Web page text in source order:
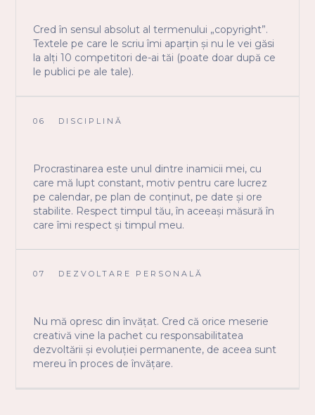
Cred în sensul absolut al termenului „copyright”.
Textele pe care le scriu îmi aparțin și nu le vei găsi
la alți 10 competitori de-ai tăi (poate doar după ce
le publici pe ale tale).
06 DISCIPLINĂ
Procrastinarea este unul dintre inamicii mei, cu
care mă lupt constant, motiv pentru care lucrez
pe calendar, pe plan de conținut, pe date și ore
stabilite. Respect timpul tău, în aceeași măsură în
care îmi respect și timpul meu.
07 DEZVOLTARE PERSONALĂ
Nu mă opresc din învățat. Cred că orice meserie
creativă vine la pachet cu responsabilitatea
dezvoltării și evoluției permanente, de aceea sunt
mereu în proces de învățare.